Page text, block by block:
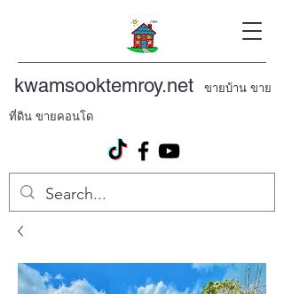
kwamsooktemroy.net ขายบ้าน ขาย
ที่ดิน ขายคอนโด